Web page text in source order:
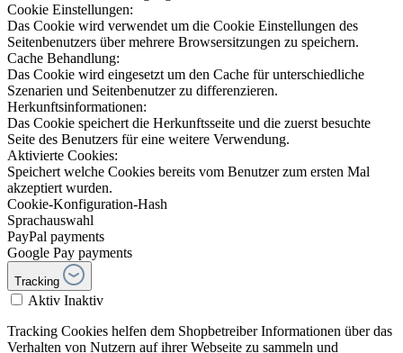
Cookie Einstellungen:
Das Cookie wird verwendet um die Cookie Einstellungen des
Seitenbenutzers über mehrere Browsersitzungen zu speichern.
Cache Behandlung:
Das Cookie wird eingesetzt um den Cache für unterschiedliche
Szenarien und Seitenbenutzer zu differenzieren.
Herkunftsinformationen:
Das Cookie speichert die Herkunftsseite und die zuerst besuchte
Seite des Benutzers für eine weitere Verwendung.
Aktivierte Cookies:
Speichert welche Cookies bereits vom Benutzer zum ersten Mal
akzeptiert wurden.
Cookie-Konfiguration-Hash
Sprachauswahl
PayPal payments
Google Pay payments
Tracking
Aktiv Inaktiv
Tracking Cookies helfen dem Shopbetreiber Informationen über das
Verhalten von Nutzern auf ihrer Webseite zu sammeln und